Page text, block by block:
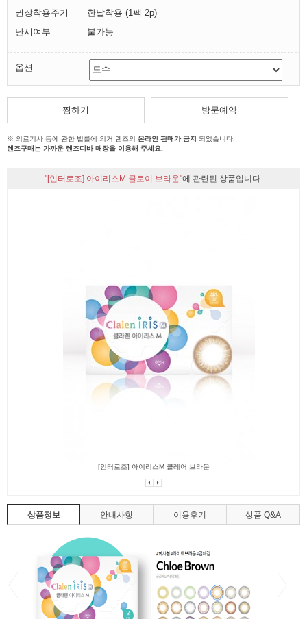
권장착용주기
한달착용 (1팩 2p)
난시여부
불가능
옵션
찜하기 방문예약
※ 의료기사 등에 관한 법률에 의거 렌즈의 온라인 판매가 금지
되었습니다.
렌즈구매는 가까운 렌즈디바 매장을 이용해 주세요.
"[인터로조] 아이리스M 클로이 브라운"에 관련된 상품입니다.
[인터로조] 아이리스M 클레어 브라운
상품정보 안내사항 이용후기 상품 Q&A